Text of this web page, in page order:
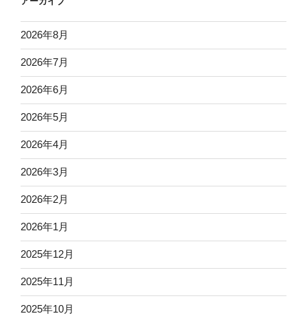
2026年8月
2026年7月
2026年6月
2026年5月
2026年4月
2026年3月
2026年2月
2026年1月
2025年12月
2025年11月
2025年10月